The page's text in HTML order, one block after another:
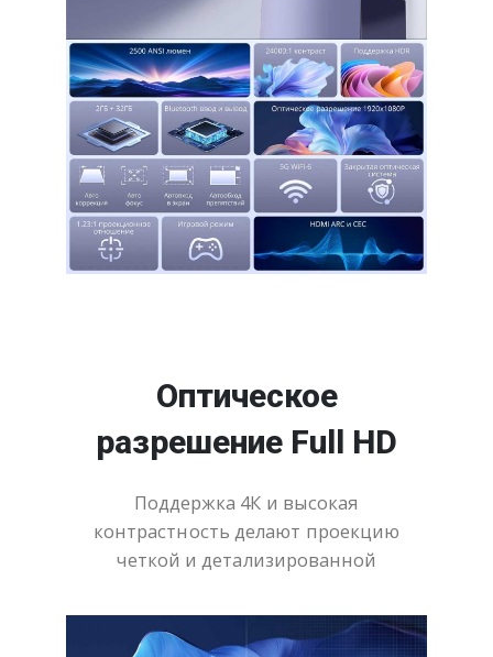
Оптическое
разрешение Full HD
Поддержка 4К и высокая
контрастность делают проекцию
четкой и детализированной